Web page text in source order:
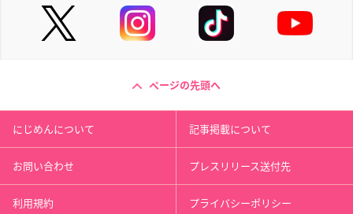
ページの先頭へ
にじめんについて 記事掲載について
お問い合わせ プレスリリース送付先
利用規約 プライバシーポリシー